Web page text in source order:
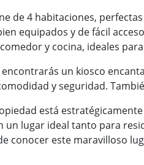
de 4 habitaciones,
equipados y de fácil
y cocina, ideales
un kiosco
y seguridad.
está
un lugar ideal tanto para
conocer este maravilloso